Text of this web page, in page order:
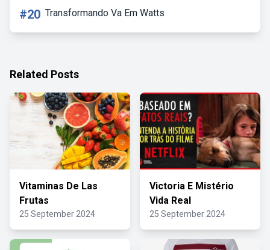
#20 Transformando Va Em Watts
Related Posts
Vitaminas De Las
Frutas
25 September 2024
Victoria E Mistério
Vida Real
25 September 2024